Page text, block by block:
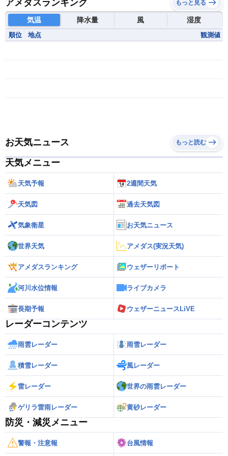
アメダスランキング もっと見る
気温 降水量 風 湿度
順位 地点 観測値
お天気ニュース もっと読む
天気メニュー
天気予報 2週間天気
天気図 過去天気図
気象衛星 お天気ニュース
世界天気 アメダス(実況天気)
アメダスランキング ウェザーリポート
河川水位情報 ライブカメラ
長期予報 ウェザーニュースLiVE
レーダーコンテンツ
雨雲レーダー 雨雪レーダー
積雪レーダー 風レーダー
雷レーダー 世界の雨雲レーダー
ゲリラ雷雨レーダー 黄砂レーダー
防災・減災メニュー
警報・注意報 台風情報